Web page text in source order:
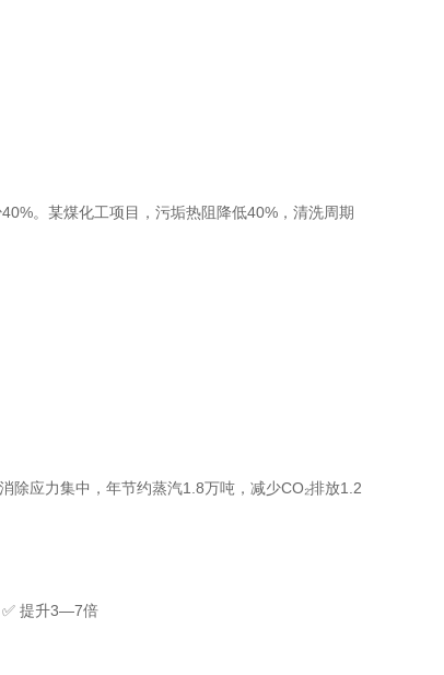
。某煤化工项目，污垢热阻降低40%，清洗周期
应力集中，年节约蒸汽1.8万吨，减少CO₂排放1.2
✅ 提升3—7倍